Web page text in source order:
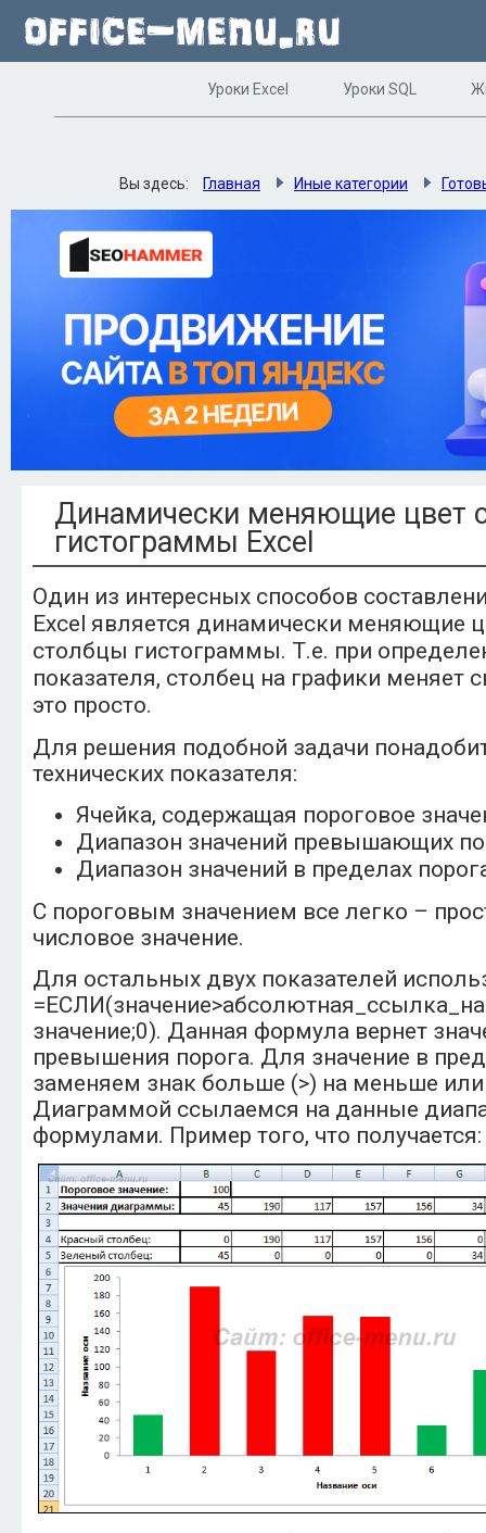
Уроки Excel Уроки SQL
Вы здесь: Главная Иные категории
Динамически меняющие цвет
гистограммы Excel
Один из интересных способов
Excel является динамически меняющие
столбцы гистограммы. Т.е. при
показателя, столбец на графики меняет
это просто.
Для решения подобной задачи
технических показателя:
Ячейка, содержащая пороговое
Диапазон значений превышающих
Диапазон значений в пределах
С пороговым значением все легко –
числовое значение.
Для остальных двух показателей
значение;0). Данная формула вернет
превышения порога. Для значение в
заменяем знак больше (>) на меньше или
Диаграммой ссылаемся на данные
формулами. Пример того, что получается: